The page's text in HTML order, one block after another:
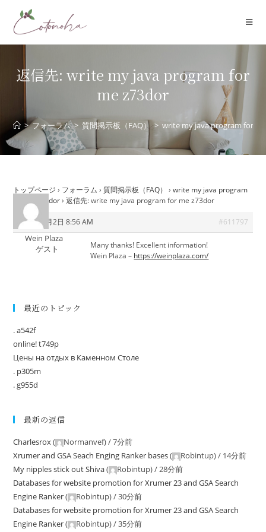
プ
返信先: write my java program for
me z73dor
> フォーラム > 質問掲示板（FAQ） > write my java program for
トップページ › フォーラム › 質問掲示板（FAQ） › write my java program
for me z73dor › 返信先: write my java program for me z73dor
2026年6月2日 8:56 AM #611797
Wein Plaza
ゲスト
Many thanks! Excellent information!
Wein Plaza – https://weinplaza.com/
最近のトピック
. a542f
online! t749p
Цены на отдых в Каменном Столе
. p305m
. g955d
最新の返信
Charlesrox( Normanvef) /7分前
Xrumer and GSA Seach Enging Ranker bases( Robintup) / 14分前
My nipples stick out Shiva( Robintup) /28分前
Databases for website promotion for Xrumer 23 and GSA Search
Engine Ranker( Robintup) /30分前
Databases for website promotion for Xrumer 23 and GSA Search
Engine Ranker( Robintup) /35分前